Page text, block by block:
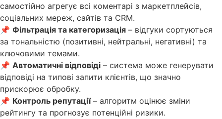
самостійно агрегує всі коментарі з маркетплейсів,
соціальних мереж, сайтів та CRM.
📌 Фільтрація та категоризація – відгуки сортуються
за тональністю (позитивні, нейтральні, негативні) та
ключовими темами.
📌 Автоматичні відповіді – система може генерувати
відповіді на типові запити клієнтів, що значно
прискорює обробку.
📌 Контроль репутації– алгоритм оцінює зміни
рейтингу та прогнозує потенційні ризики.